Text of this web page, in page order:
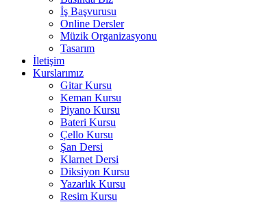
İş Başvurusu
Online Dersler
Müzik Organizasyonu
Tasarım
İletişim
Kurslarımız
Gitar Kursu
Keman Kursu
Piyano Kursu
Bateri Kursu
Çello Kursu
Şan Dersi
Klarnet Dersi
Diksiyon Kursu
Yazarlık Kursu
Resim Kursu